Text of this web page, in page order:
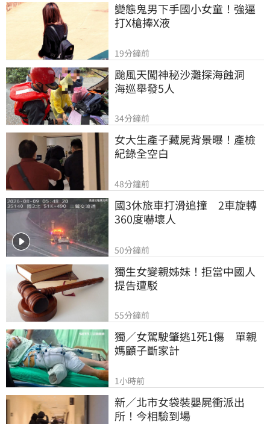
變態鬼男下手國小女童！強逼
打X槍捧X液
19分鐘前
颱風天闖神秘沙灘探海蝕洞
海巡舉發5人
34分鐘前
女大生產子藏屍背景曝！產檢
紀錄全空白
48分鐘前
國3休旅車打滑追撞　2車旋轉
360度嚇壞人
50分鐘前
獨生女變親姊妹！拒當中國人
提告遭駁
55分鐘前
獨／女駕駛肇逃1死1傷　單親
媽顧子斷家計
1小時前
新／北市女袋裝嬰屍衝派出
所！今相驗到場